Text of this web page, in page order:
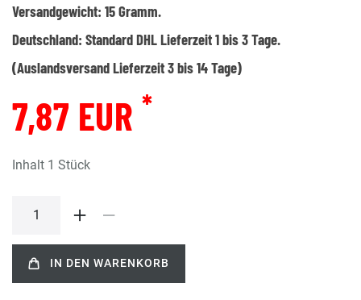
Versandgewicht: 15Gramm.
Deutschland: Standard DHL Lieferzeit 1 bis 3 Tage.
(Auslandsversand Lieferzeit 3 bis 14 Tage)
7,87 EUR *
Inhalt 1 Stück
IN DEN WARENKORB